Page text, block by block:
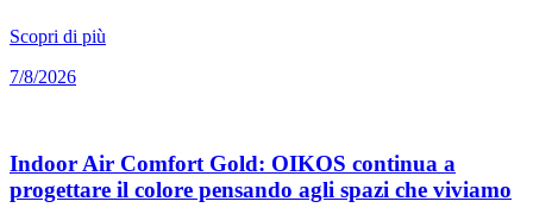
Scopri di più
7/8/2026
Indoor Air Comfort Gold: OIKOS continua a
progettare il colore pensando agli spazi che viviamo